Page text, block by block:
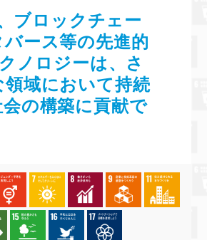
ブロックチェー
バース等の先進的
ノロジーは、さ
領域において持続
の構築に貢献で